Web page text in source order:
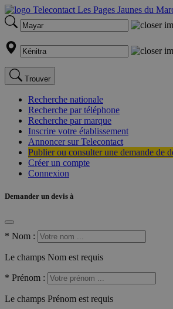
Trouver
Recherche nationale
Recherche par téléphone
Recherche par marque
Inscrire votre établissement
Annoncer sur Telecontact
Publier ou consulter une demande de
Créer un compte
Connexion
Demander un devis à
* Nom :
Le champs Nom est requis
* Prénom :
Le champs Prénom est requis